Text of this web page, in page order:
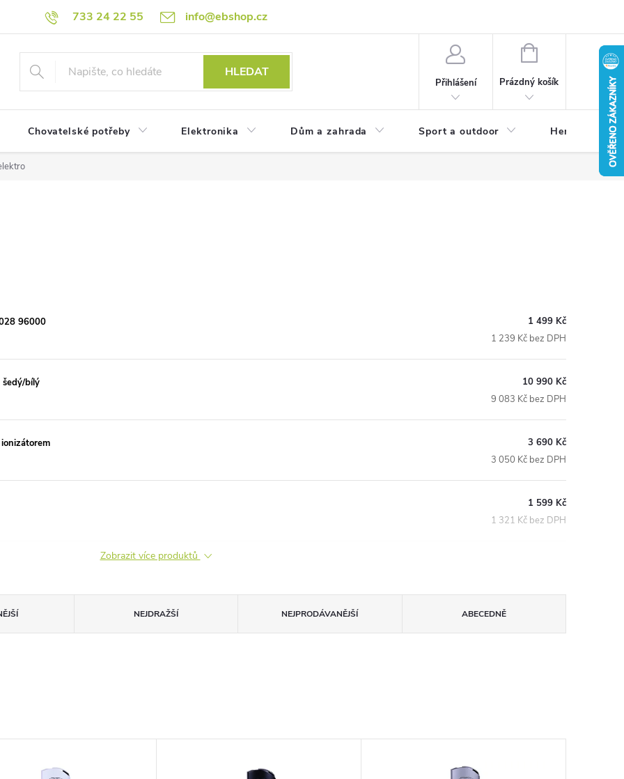
733 24 22 55 info@ebshop.cz
HLEDAT
Přihlášení
NÁKUPNÍ
Prázdný košík
Chovatelské potřeby Elektronika Dům a zahrada Sport a outdoor Herní zóna
96000
1 499 Kč
1 239 Kč bez DPH
bílý
10 990 Kč
9 083 Kč bez DPH
3 690 Kč
3 050 Kč bez DPH
1 599 Kč
1 321 Kč bez DPH
Zobrazit více produktů
NEJDRAŽŠÍ NEJPRODÁVANĚJŠÍ ABECEDNĚ